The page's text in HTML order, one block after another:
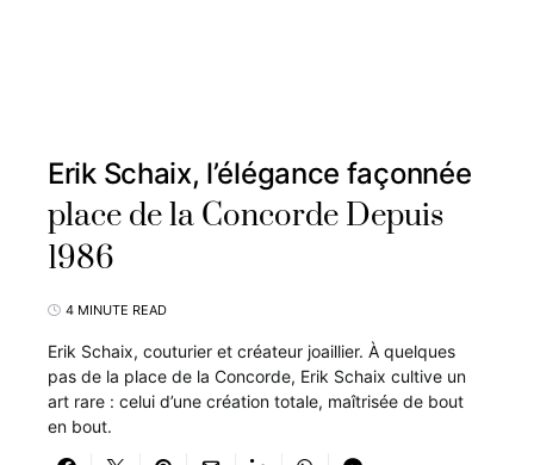
Erik Schaix, l’élégance façonnée
place de la Concorde Depuis
1986
4 MINUTE READ
Erik Schaix, couturier et créateur joaillier. À quelques
pas de la place de la Concorde, Erik Schaix cultive un
art rare : celui d’une création totale, maîtrisée de bout
en bout.